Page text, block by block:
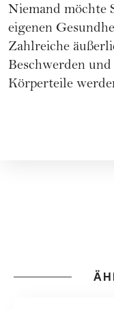
Niemand möchte
eigenen
Zahlreiche
Beschwerden
Körperteile